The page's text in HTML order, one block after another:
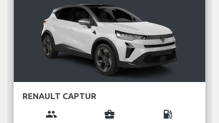
RENAULT CAPTUR
group business_center local_gas_station